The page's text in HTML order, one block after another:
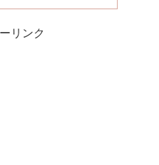
リンク